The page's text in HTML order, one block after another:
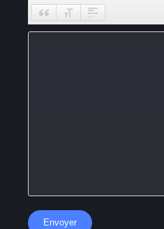
Envoyer